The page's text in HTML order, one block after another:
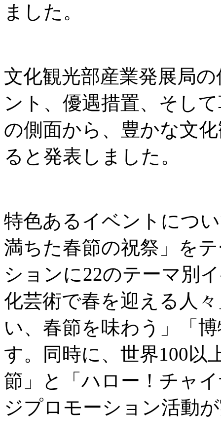
ました。
文化観光部産業発展局
ント、優遇措置、そし
の側面から、豊かな文
ると発表しました。
特色あるイベントにつ
満ちた春節の祝祭」を
ションに22のテーマ別
化芸術で春を迎える人
い、春節を味わう」「
す。同時に、世界100以
節」と「ハロー！チャ
ジプロモーション活動